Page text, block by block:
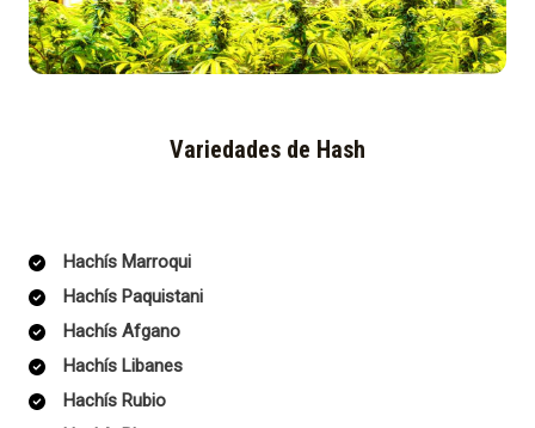
Variedades de Hash
Hachís Marroqui
Hachís Paquistani
Hachís Afgano
Hachís Libanes
Hachís Rubio